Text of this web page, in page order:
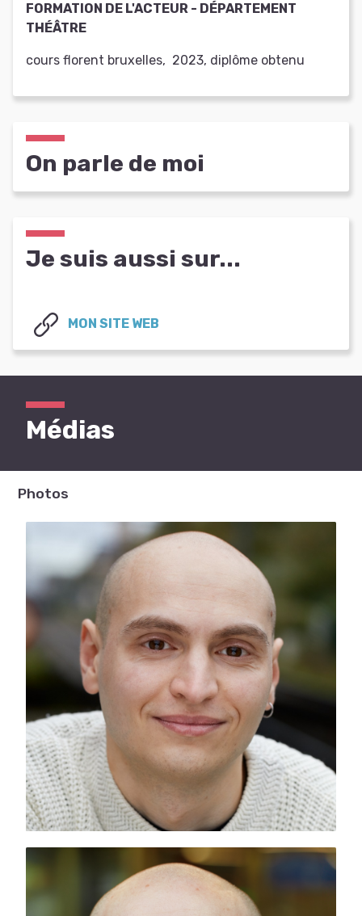
FORMATION DE L'ACTEUR - DÉPARTEMENT
THÉÂTRE
cours florent bruxelles, 2023, diplôme obtenu
On parle de moi
Je suis aussi sur...
MON SITE WEB
Médias
Photos